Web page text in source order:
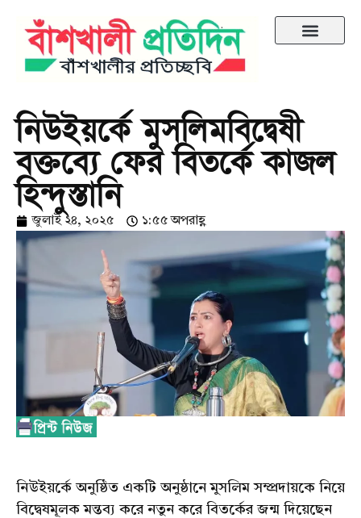
নিউইয়র্কে মুসলিমবিদ্বেষী
বক্তব্যে ফের বিতর্কে কাজল
হিন্দুস্তানি
জুলাই ২৪, ২০২৫ ১:৫৫ অপরাহ্ণ
নিউইয়র্কে অনুষ্ঠিত একটি অনুষ্ঠানে মুসলিম সম্প্রদায়কে নিয়ে
বিদ্বেষমূলক মন্তব্য করে নতুন করে বিতর্কের জন্ম দিয়েছেন